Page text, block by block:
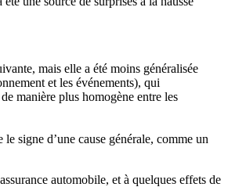
mais elle a été moins généralisée
et les événements), qui
manière plus homogène entre les
signe d’une cause générale, comme un
automobile, et à quelques effets de